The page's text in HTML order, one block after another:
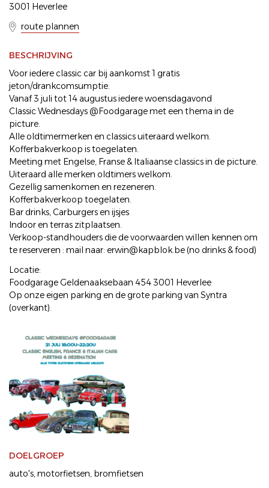
3001 Heverlee
route plannen
BESCHRIJVING
Voor iedere classic car bij aankomst 1 gratis
jeton/drankcomsumptie.
Vanaf 3 juli tot 14 augustus iedere woensdagavond
Classic Wednesdays @Foodgarage met een thema in de
picture.
Alle oldtimermerken en classics uiteraard welkom.
Kofferbakverkoop is toegelaten.
Meeting met Engelse, Franse & Italiaanse classics in de picture.
Uiteraard alle merken oldtimers welkom.
Gezellig samenkomen en rezeneren.
Kofferbakverkoop toegelaten.
Bar drinks, Carburgers en ijsjes
Indoor en terras zitplaatsen.
Verkoop-standhouders die de voorwaarden willen kennen om
te reserveren : mail naar: erwin@kapblok.be (no drinks & food)
Locatie:
Foodgarage Geldenaaksebaan 454 3001 Heverlee
Op onze eigen parking en de grote parking van Syntra
(overkant).
DOELGROEP
auto's motorfietsen bromfietsen